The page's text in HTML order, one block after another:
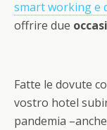
smart working e
offrire due
Fatte le dovute
vostro hotel
pandemia